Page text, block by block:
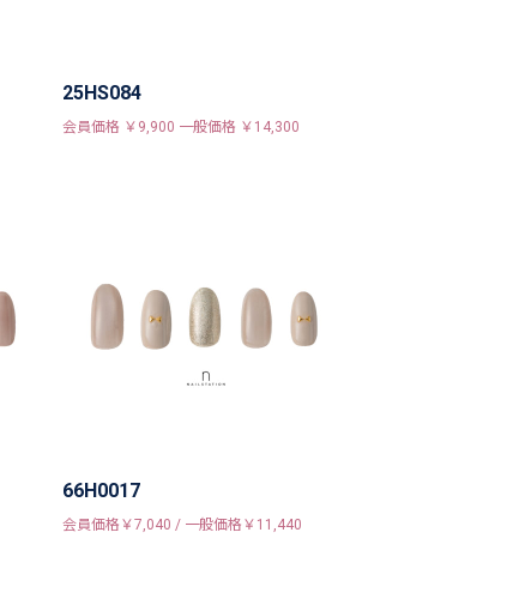
25HS084
会員価格 ￥9,900 一般価格 ￥14,300
66H0017
会員価格￥7,040 / 一般価格￥11,440